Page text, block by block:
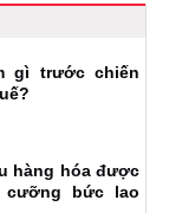
gì trước chiến
hàng hóa được
bức lao